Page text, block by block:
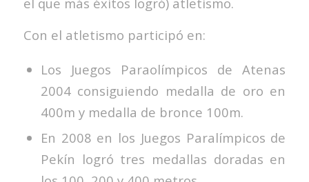
Con el atletismo participó en:
Los Juegos Paraolímpicos de Atenas
2004 consiguiendo medalla de oro en
400m y medalla de bronce 100m.
En 2008 en los Juegos Paralímpicos de
Pekín logró tres medallas doradas en